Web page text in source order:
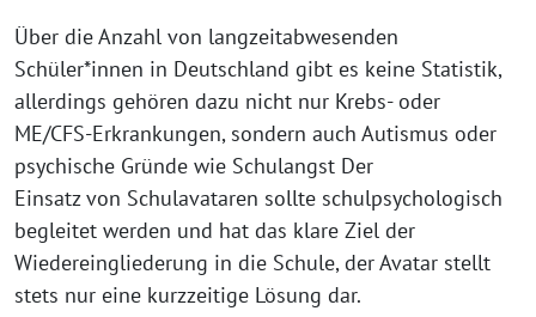
Über die Anzahl von langzeitabwesenden
Schüler*innen in Deutschland gibt es keine Statistik,
allerdings gehören dazu nicht nur Krebs- oder
ME/CFS-Erkrankungen, sondern auch Autismus oder
psychische Gründe wie Schulangst Der
Einsatz von Schulavataren sollte schulpsychologisch
begleitet werden und hat das klare Ziel der
Wiedereingliederung in die Schule, der Avatar stellt
stets nur eine kurzzeitige Lösung dar.